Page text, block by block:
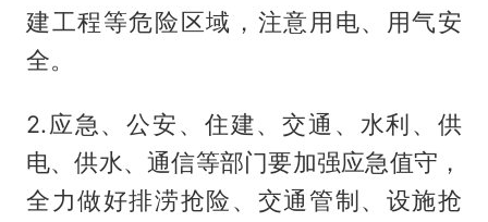
建工程等危险区域，注意用电、用气安
全。
2.应急、公安、住建、交通、水利、供
电、供水、通信等部门要加强应急值守，
全力做好排涝抢险、交通管制、设施抢